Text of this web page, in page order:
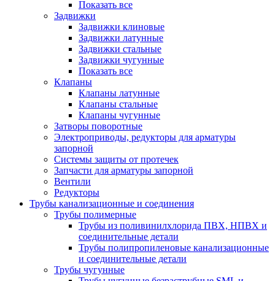
Показать все
Задвижки
Задвижки клиновые
Задвижки латунные
Задвижки стальные
Задвижки чугунные
Показать все
Клапаны
Клапаны латунные
Клапаны стальные
Клапаны чугунные
Затворы поворотные
Электроприводы, редукторы для арматуры
запорной
Системы защиты от протечек
Запчасти для арматуры запорной
Вентили
Редукторы
Трубы канализационные и соединения
Трубы полимерные
Трубы из поливинилхлорида ПВХ, НПВХ и
соединительные детали
Трубы полипропиленовые канализационные
и соединительные детали
Трубы чугунные